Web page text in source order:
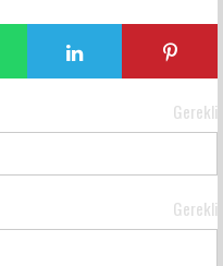
Gerekli
Gerekli